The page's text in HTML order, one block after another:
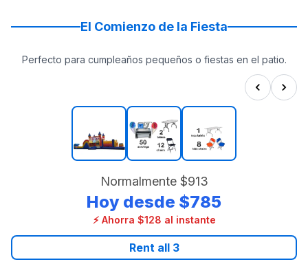
El Comienzo de la Fiesta
Perfecto para cumpleaños pequeños o fiestas en el patio.
Normalmente $913
Hoy desde $785
⚡ Ahorra $128 al instante
Rent all 3